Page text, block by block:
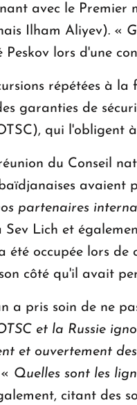
avec le
Ilham Aliyev). «
Peskov lors d'une
répétées à
garanties de
qui l'obligent
du Conseil
avaient
partenaires
Sev Lich et
été occupée lors de
côté qu'il avait
a pris soin de ne
et la Russie
et ouvertement
Quelles sont les
citant des